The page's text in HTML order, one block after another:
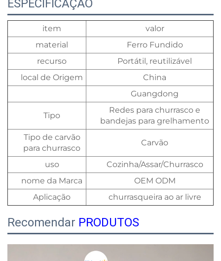
ESPECIFICAÇÃO
item
valor
material
Ferro Fundido
recurso
Portátil, reutilizável
local de Origem
China
Guangdong
Tipo
Redes para churrasco e
bandejas para grelhamento
Tipo de carvão
para churrasco
Carvão
uso
Cozinha/Assar/Churrasco
nome da Marca
OEM ODM
Aplicação
churrasqueira ao ar livre
Recomendar PRODUTOS